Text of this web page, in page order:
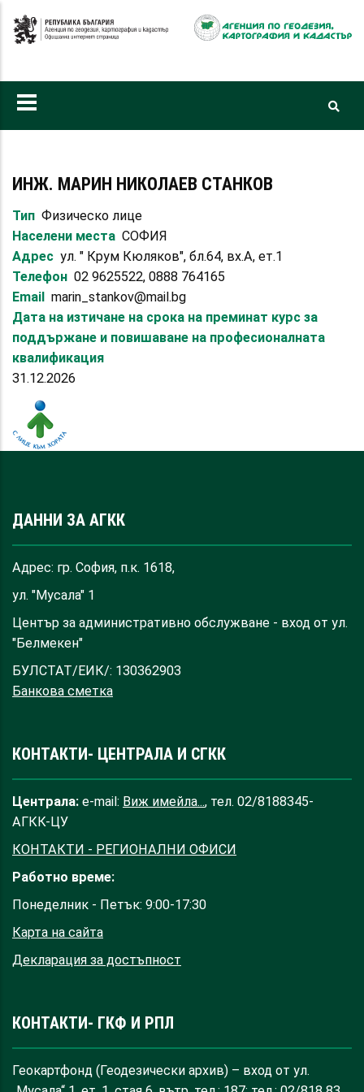
към
ИНЖ. МАРИН НИКОЛАЕВ СТАНКОВ
Тип Физическо лице
Населени места СОФИЯ
Адрес ул. " Крум Кюляков", бл.64, вх.А, ет.1
Телефон 02 9625522, 0888 764165
Email
marin_stankov@mail.bg
Дата на изтичане на срока на преминат курс за
поддържане и повишаване на професионалната
квалификация
31.12.2026
ДАННИ ЗА АГКК
Адрес: гр. София, п.к. 1618,
ул. "Мусала" 1
Център за административно обслужване - вход от ул.
"Белмекен"
БУЛСТАТ/ЕИК/: 130362903
Банкова сметка
КОНТАКТИ- ЦЕНТРАЛА И СГКК
Централа: e-mail: Виж имейла..., тел. 02/8188345-
АГКК-ЦУ
КОНТАКТИ - РЕГИОНАЛНИ ОФИСИ
Работно време:
Понеделник - Петък: 9:00-17:30
Карта на сайта
Декларация за достъпност
КОНТАКТИ- ГКФ И РПЛ
Геокартфонд (Геодезически архив) – вход от ул.